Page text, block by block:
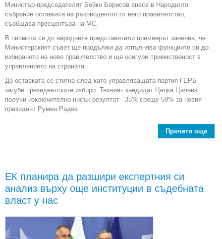
Министър-председателят Бойко Борисов внесе в Народното
събрание оставката на ръководеното от него правителство,
съобщава пресцентъра на МС.
В писмото си до народните представители премиерът заявява, че
Министерският съвет ще продължи да изпълнява функциите си до
избирането на ново правителство и ще осигури приемственост в
управлението на страната.
До оставката се стигна след като управляващата партия ГЕРБ
загуби президентските избори. Техният кандидат Цецка Цачева
получи изключително нисък резултат - 35% срещу 59% за новия
президент Румен Радев.
Прочети още
ЕК планира да разшири експертния си
анализ върху още институции в съдебната
власт у нас